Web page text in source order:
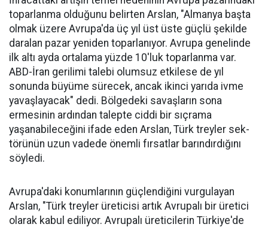
topar­lanma olduğunu belirten Arslan, "Almanya başta
olmak üzere Av­rupa'da üç yıl üst üste güçlü şe­kilde
daralan pazar yeniden to­parlanıyor. Avrupa genelinde
ilk altı ayda ortalama yüzde 10'luk toparlanma var.
ABD-İran geri­limi talebi olumsuz etkilese de yıl
sonunda büyüme sürecek, ancak ikinci yarıda ivme
yavaşlayacak" dedi. Bölgedeki savaşların sona
ermesinin ardından talepte ciddi bir sıçrama
yaşanabileceğini ifa­de eden Arslan, Türk treyler sek­
törünün uzun vadede önemli fır­satlar barındırdığını
söyledi.
Avrupa'daki konumlarının güçlendiğini vurgulayan
Arslan, "Türk treyler üreticisi artık Avru­palı bir üretici
ola­rak kabul ediliyor. Avrupalı üreticile­rin Türkiye'de